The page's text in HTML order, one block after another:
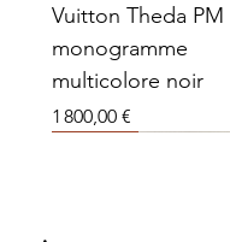
Vuitton Theda PM
monogramme
multicolore noir
Prix
1 800,00 €